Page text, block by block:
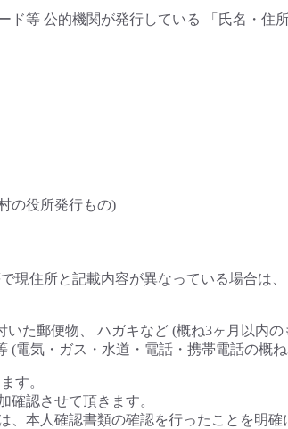
等 公的機関が発行している 「氏名・
の役所発行もの)
住所と記載内容が異なっている場合は
た郵便物、 ハガキなど (概ね3ヶ月以内の
(電気・ガス・水道・電話・携帯電話の概
す。
確認させて頂きます。
本人確認書類の確認を行ったことを明確